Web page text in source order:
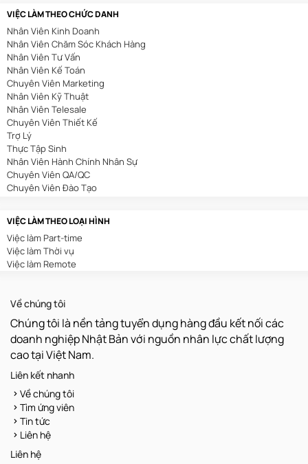
Bất Động Sản
Nhà Hàng/Khách Sạn
Cơ Khí/Ô Tô/Tự Động Hóa
Spa/Làm Đẹp
Y Tế
Mỏ/Địa Chất
An Toàn Lao Động
Biên Phiên Dịch
Viễn Thông
Tài Chính/Ngân Hàng
Du Lịch
Giáo Dục/Đào Tạo
In Ấn/Chế Bản
Kế Toán/Kiểm Toán
Kiến Trúc/Nội Thất
Sản Xuất/Lắp Ráp/Chế Biến
Nông/Lâm/Ngư Nghiệp
Luật/Pháp Chế
Kho Vận
Xây Dựng
Truyền Hình/Báo Chí
Thu Mua
Quản Lý
Hoá Sinh
Vận Hành/Bảo Trì/Bảo Dưỡng
Khoa Học/Kỹ Thuật
Dược Phẩm/Mỹ Phẩm
Sáng Tạo/Nghệ Thuật
VIỆC LÀM THEO CHỨC DANH
Nhân Viên Kinh Doanh
Nhân Viên Chăm Sóc Khách Hàng
Nhân Viên Tư Vấn
Nhân Viên Kế Toán
Chuyên Viên Marketing
Nhân Viên Kỹ Thuật
Nhân Viên Telesale
Chuyên Viên Thiết Kế
Trợ Lý
Thực Tập Sinh
Nhân Viên Hành Chính Nhân Sự
Chuyên Viên QA/QC
Chuyên Viên Đào Tạo
Sales Admin
Nhân Viên Tuyển Dụng
Nhân Viên Thu Mua
Nhân Viên Lễ Tân
Nhân Viên Tư Vấn Bảo Hiểm
Trưởng Phòng Kinh Doanh
Trình Dược Viên
Nhân Viên Kho
Nhân Viên Xuất Nhập Khẩu
Nhân Viên Văn Phòng
Kế Toán Nội Bộ
Quản Lý Sản Xuất
Chuyên Viên Kế Hoạch
Giáo Viên
Nhân Viên Bảo Trì
Nhân Viên QC
Lập Trình Viên
VIỆC LÀM THEO LOẠI HÌNH
Việc làm Part-time
Việc làm Thời vụ
Việc làm Remote
Về chúng tôi
Chúng tôi là nền tảng tuyển dụng hàng đầu kết nối các
doanh nghiệp Nhật Bản với nguồn nhân lực chất lượng
cao tại Việt Nam.
Liên kết nhanh
Về chúng tôi
Tìm ứng viên
Tin tức
Liên hệ
Liên hệ